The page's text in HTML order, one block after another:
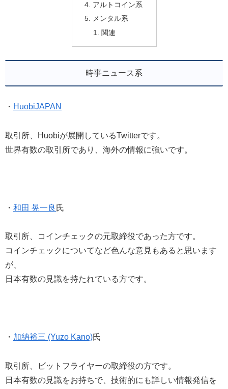
アルトコイン系
メンタル系
関連
時事ニュース系
・ HuobiJAPAN
取引所、Huobiが展開しているTwitterです。
世界有数の取引所であり、海外の情報に強いです。
・ 和田 晃一良 氏
取引所、コインチェックの元取締役であった方です。
コインチェックについてなど色んな意見もあると思います
が、
日本有数の見識を持たれている方です。
・ 加納裕三 (Yuzo Kano)氏
取引所、ビットフライヤーの取締役の方です。
日本有数の見識をお持ちで、技術的にも詳しい情報発信を